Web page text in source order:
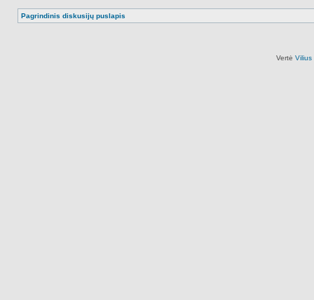
Pagrindinis diskusijų puslapis
Vertė Vilius